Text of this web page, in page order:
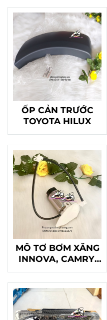
ỐP CẢN TRƯỚC
TOYOTA HILUX
MÔ TƠ BƠM XĂNG
INNOVA, CAMRY,
VIOS , HIACE